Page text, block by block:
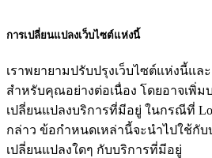
การเปลี่ยนแปลงเว็บไซต์แห่งนี้
เราพยายามปรับปรุงเว็บไซต์แห่งนี้แล
สำหรับคุณอย่างต่อเนื่อง โดยอาจเพิ่ม
เปลี่ยนแปลงบริการที่มีอยู่ ในกรณีที่
กล่าว ข้อกำหนดเหล่านี้จะนำไปใช้กับ
เปลี่ยนแปลงใดๆ กับบริการที่มีอยู่